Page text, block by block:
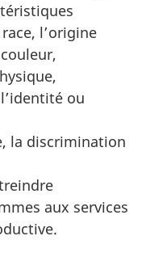
l’origine
ou
la discrimination
aux services